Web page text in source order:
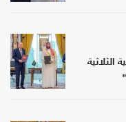
الثلاثية